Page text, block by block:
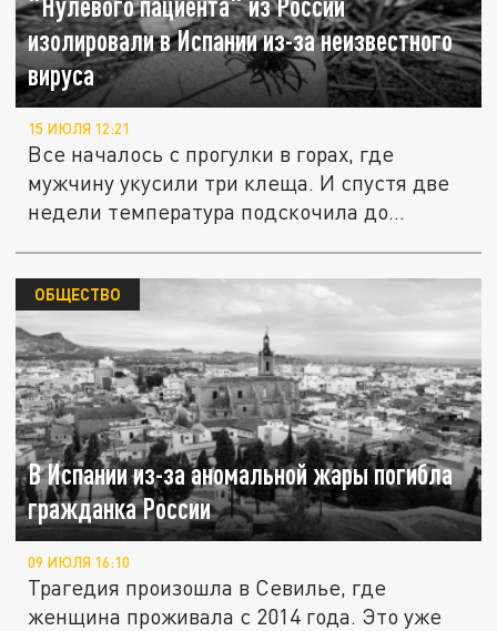
изолировали в Испании из-за неизвестного
вируса
15 ИЮЛЯ 12:21
Все началось с прогулки в горах, где
мужчину укусили три клеща. И спустя две
недели температура подскочила до...
В Испании из-за аномальной жары погибла
гражданка России
ОБЩЕСТВО
09 ИЮЛЯ 16:10
Трагедия произошла в Севилье, где
женщина проживала с 2014 года. Это уже